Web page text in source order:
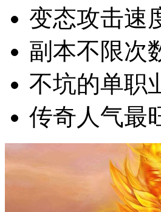
变态攻击速
副本不限次
不坑的单职
传奇人气最